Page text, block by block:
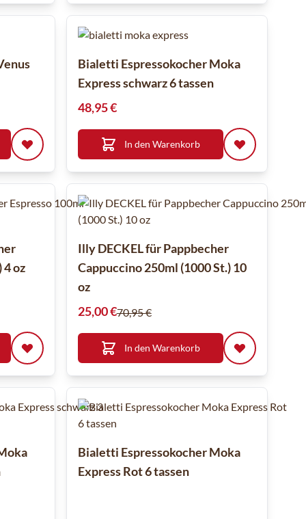
Bialetti Espressokocher Moka
Express schwarz 6 tassen
48,95 €
In den Warenkorb
4 oz
Illy DECKEL für Pappbecher
Cappuccino 250ml (1000 St.) 10
oz
Sonderpreis
25,00 €70,95 €
In den Warenkorb
Bialetti Espressokocher Moka
Express Rot 6 tassen